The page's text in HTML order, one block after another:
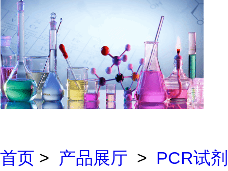
首页 > 产品展厅 > PCR试剂